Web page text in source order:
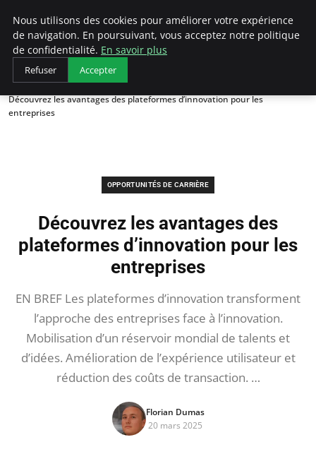
AIESEC France
Accueil
Opportunités de Carrière
Découvrez les avantages des plateformes d’innovation pour les
entreprises
OPPORTUNITÉS DE CARRIÈRE
Découvrez les avantages des
plateformes d’innovation pour les
entreprises
EN BREF Les plateformes d’innovation transforment
l’approche des entreprises face à l’innovation.
Mobilisation d’un réservoir mondial de talents et
d’idées. Amélioration de l’expérience utilisateur et
réduction des coûts de transaction. …
Florian Dumas
20 mars 2025
Nous utilisons des cookies pour améliorer votre expérience
de navigation. En poursuivant, vous acceptez notre politique
de confidentialité. En savoir plus
Refuser Accepter